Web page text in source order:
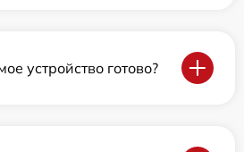
устройство готово?